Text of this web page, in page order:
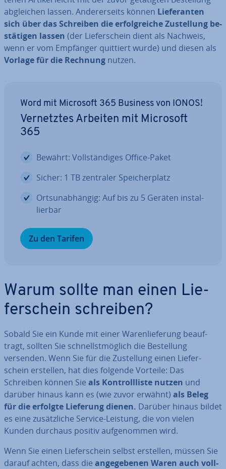
ab­glei­chen lassen. An­de­rer­seits können Lie­fe­ran­ten
sich über das Schreiben die er­folg­rei­che Zu­stel­lung be­
stä­ti­gen lassen (der Lie­fer­schein dient als Nachweis,
wenn er vom Empfänger quittiert wurde) und diesen als
Vorlage für die Rechnung nutzen.
Word mit Microsoft 365 Business von IONOS!
Ver­netz­tes Arbeiten mit Microsoft
365
Bewährt: Voll­stän­di­ges Office-Paket
Sicher: 1 TB zentraler Spei­cher­platz
Orts­un­ab­hän­gig: Auf bis zu 5 Geräten in­stal­
lier­bar
Zu den Tarifen
Warum sollte man einen Lie­
fer­schein schreiben?
Sobald Sie ein Kunde mit einer Wa­ren­lie­fe­rung be­auf­
tragt, sollten Sie schnellst­mög­lich die Be­stel­lung
versenden. Wenn Sie für die Zu­stel­lung einen Lie­fer­
schein erstellen, hat dies folgende Vorteile: Das
Schreiben können Sie als Kon­troll­lis­te nutzen und
darüber hinaus kann es (wie zuvor erwähnt) als Beleg
für die erfolgte Lieferung dienen. Darüber hinaus bildet
es eine zu­sätz­li­che Service-Leistung, die von vielen
Kunden durchaus positiv auf­ge­nom­men wird.
Wenn Sie einen Lie­fer­schein selbst erstellen, müssen Sie
darauf achten, dass die an­ge­ge­be­nen Waren auch voll­